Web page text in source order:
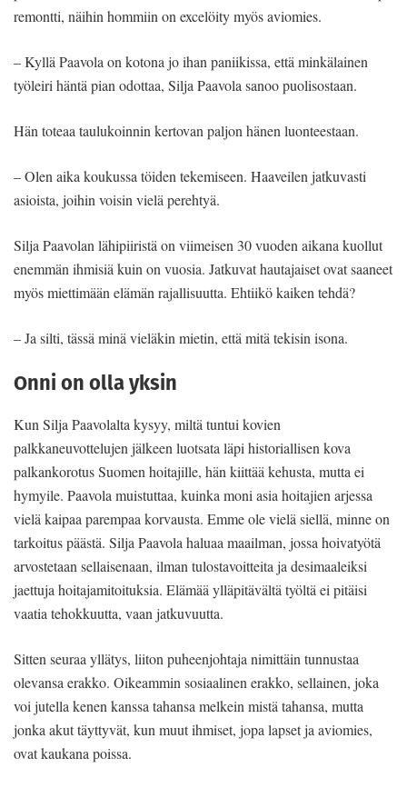
remontti, näihin hommiin on excelöity myös aviomies.
– Kyllä Paavola on kotona jo ihan paniikissa, että minkälainen
työleiri häntä pian odottaa, Silja Paavola sanoo puolisostaan.
Hän toteaa taulukoinnin kertovan paljon hänen luonteestaan.
– Olen aika koukussa töiden tekemiseen. Haaveilen jatkuvasti
asioista, joihin voisin vielä perehtyä.
Silja Paavolan lähipiiristä on viimeisen 30 vuoden aikana kuollut
enemmän ihmisiä kuin on vuosia. Jatkuvat hautajaiset ovat saaneet
myös miettimään elämän rajallisuutta. Ehtiikö kaiken tehdä?
– Ja silti, tässä minä vieläkin mietin, että mitä tekisin isona.
Onni on olla yksin
Kun Silja Paavolalta kysyy, miltä tuntui kovien
palkkaneuvottelujen jälkeen luotsata läpi historiallisen kova
palkankorotus Suomen hoitajille, hän kiittää kehusta, mutta ei
hymyile. Paavola muistuttaa, kuinka moni asia hoitajien arjessa
vielä kaipaa parempaa korvausta. Emme ole vielä siellä, minne on
tarkoitus päästä. Silja Paavola haluaa maailman, jossa hoivatyötä
arvostetaan sellaisenaan, ilman tulostavoitteita ja desimaaleiksi
jaettuja hoitajamitoituksia. Elämää ylläpitävältä työltä ei pitäisi
vaatia tehokkuutta, vaan jatkuvuutta.
Sitten seuraa yllätys, liiton puheenjohtaja nimittäin tunnustaa
olevansa erakko. Oikeammin sosiaalinen erakko, sellainen, joka
voi jutella kenen kanssa tahansa melkein mistä tahansa, mutta
jonka akut täyttyvät, kun muut ihmiset, jopa lapset ja aviomies,
ovat kaukana poissa.